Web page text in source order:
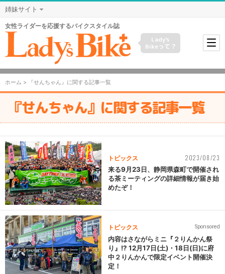
姉妹サイト
女性ライダーを応援するバイクスタイル誌
Lady's
Bikeって？
ホーム > 『せんちゃん』に関する記事一覧
『せんちゃん』に関する記事一覧
トピックス 2023/08/23
来る9月23日、静岡県森町で開催され
る茶ミーティングの詳細情報が届き始
めたぞ！
トピックス Sponsored
内容はさながらミニ『２りんかん祭
り』!? 12月17日(土)・18日(日)に府
中２りんかんで限定イベント開催決
定！